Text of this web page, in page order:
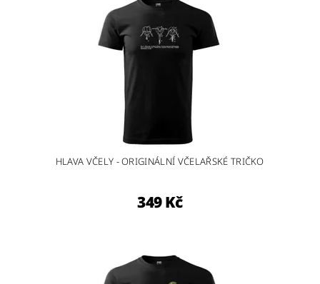
HLAVA VČELY - ORIGINÁLNÍ VČELAŘSKÉ TRIČKO
349 Kč